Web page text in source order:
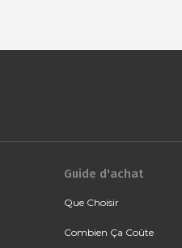
Guide d'achat
Que Choisir
Combien Ça Coûte